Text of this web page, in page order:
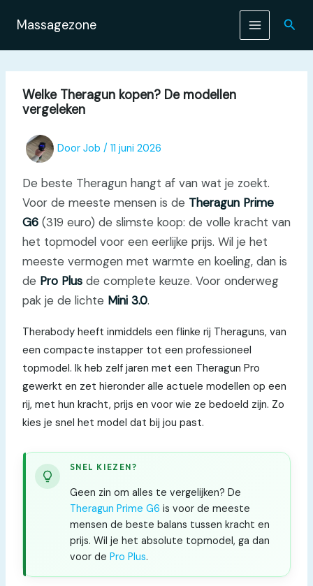
naar
inhoud
Massagezone
Welke Theragun kopen? De modellen
vergeleken
Door Job / 11 juni 2026
De beste Theragun hangt af van wat je zoekt.
Voor de meeste mensen is de Theragun Prime
G6(319 euro) de slimste koop: de volle kracht van
het topmodel voor een eerlijke prijs. Wil je het
meeste vermogen met warmte en koeling, dan is
de Pro Plusde complete keuze. Voor onderweg
pak je de lichte Mini 3.0.
Therabody heeft inmiddels een flinke rij Theraguns, van
een compacte instapper tot een professioneel
topmodel. Ik heb zelf jaren met een Theragun Pro
gewerkt en zet hieronder alle actuele modellen op een
rij, met hun kracht, prijs en voor wie ze bedoeld zijn. Zo
kies je snel het model dat bij jou past.
SNEL KIEZEN?
Geen zin om alles te vergelijken? De
Theragun Prime G6 is voor de meeste
mensen de beste balans tussen kracht en
prijs. Wil je het absolute topmodel, ga dan
voor de Pro Plus.